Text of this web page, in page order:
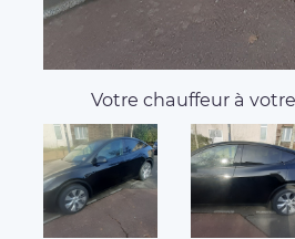
Votre chauffeur à